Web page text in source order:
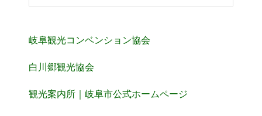
岐阜観光コンベンション協会
白川郷観光協会
観光案内所｜岐阜市公式ホームページ